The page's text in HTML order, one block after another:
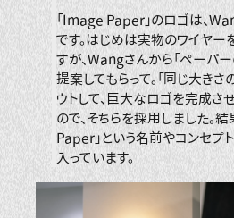
「Image Paper」のロゴは、
です。はじめは実物のワイヤー
すが、Wangさんから「ペーパ
提案してもらって。「同じ大き
ウトして、巨大なロゴを完成さ
ので、そちらを採用しました。
Paper」という名前やコンセプ
入っています。